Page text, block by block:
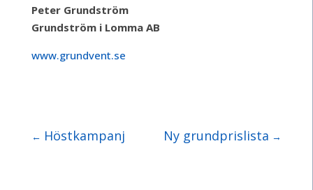
Peter Grundström
Grundström i Lomma AB
www.grundvent.se
← Höstkampanj Ny grundprislista →